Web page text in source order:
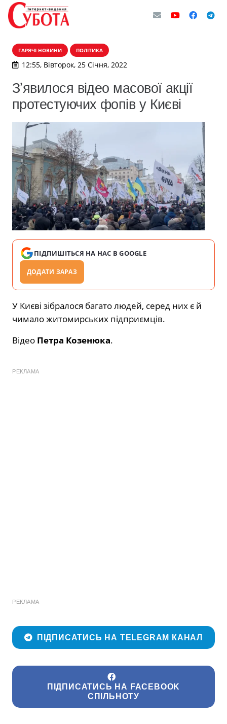
ГАРЯЧІ НОВИНИ ПОЛІТИКА
12:55, Вівторок, 25 Січня, 2022
Зʼявилося відео масової акції
протестуючих фопів у Києві
ПІДПИШІТЬСЯ НА НАС В GOOGLE
ДОДАТИ ЗАРАЗ
У Києві зібралося багато людей, серед них є й
чимало житомирських підприємців.
Відео Петра Козенюка.
РЕКЛАМА
РЕКЛАМА
ПІДПИСАТИСЬ НА TELEGRAM КАНАЛ
ПІДПИСАТИСЬ НА FACEBOOK
СПІЛЬНОТУ